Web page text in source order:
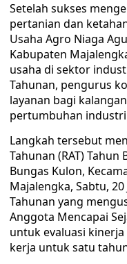
Setelah sukses
pertanian dan
Usaha Agro Niaga
Kabupaten
usaha di sektor
Tahunan, pengurus
layanan bagi
pertumbuhan
Langkah tersebut
Tahunan (RAT)
Bungas Kulon,
Majalengka, Sabtu,
Tahunan yang
Anggota Mencapai
untuk evaluasi
kerja untuk satu